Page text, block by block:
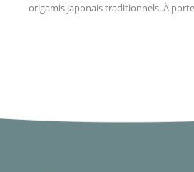
origamis japonais traditionnels. À